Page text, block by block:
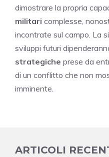
dimostrare la propria
militari complesse,
incontrate sul campo. La
sviluppi futuri
strategiche prese da
di un conflitto che non
imminente.
ARTICOLI